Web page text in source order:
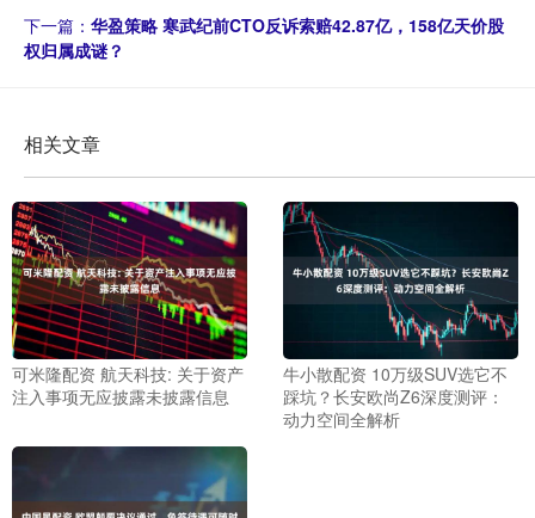
下一篇： 华盈策略 寒武纪前CTO反诉索赔42.87亿，158亿天价股
权归属成谜？
相关文章
可米隆配资 航天科技: 关于资产
注入事项无应披露未披露信息
牛小散配资 10万级SUV选它不
踩坑？长安欧尚Z6深度测评：
动力空间全解析